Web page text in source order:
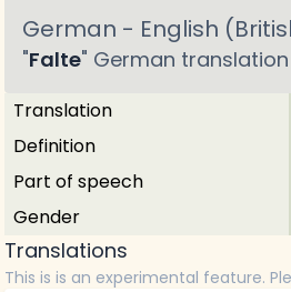
German - English
"Falte" German translation
Translation
Definition
Part of speech
Gender
Translations
This is is an experimental feature.